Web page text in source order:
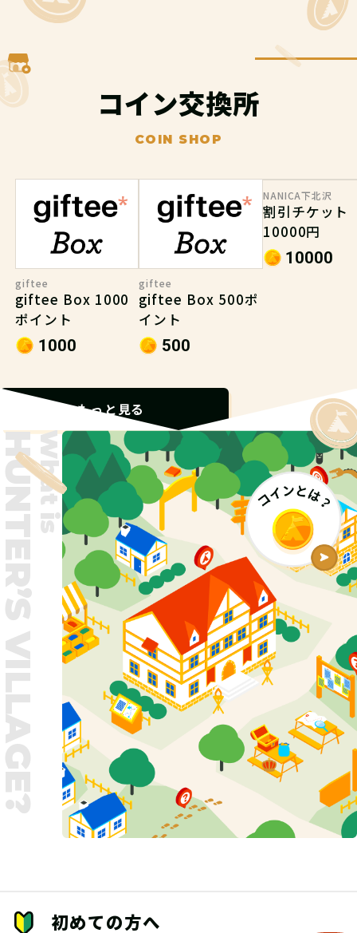
コイン交換所
COIN SHOP
giftee
giftee Box 1000
ポイント
1000
giftee
giftee Box 500ポ
イント
500
NANICA下北沢
割引チケット
10000円
10000
もっと見る
What is
VILLAGE?
初めての方へ